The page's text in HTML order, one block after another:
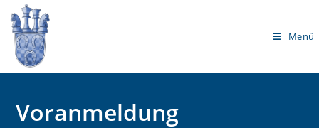
Inhalt
springen
Menü
Voranmeldung